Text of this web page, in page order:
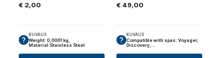
€ 2,00
KUVAUS
Weight: 0,0001 kg,
Material:Stainless Steel
€ 49,00
KUVAUS
Compatible with spas: Voyager,
Discovery,…